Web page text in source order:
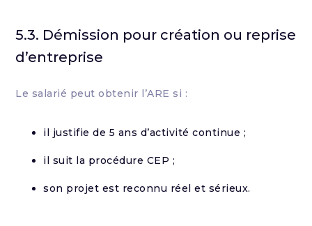
5.3. Démission pour création ou reprise
d’entreprise
Le salarié peut obtenir l’ARE si :
il justifie de 5 ans d’activité continue ;
il suit la procédure CEP ;
son projet est reconnu réel et sérieux.